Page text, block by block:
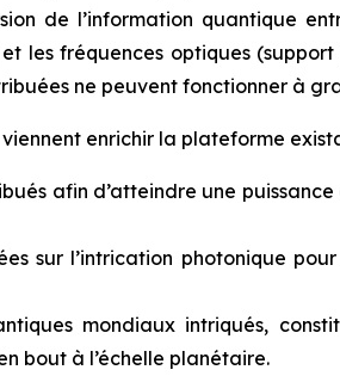
de l’information quantique
les fréquences optiques
ne peuvent fonctionner à
enrichir la plateforme
afin d’atteindre une
sur l’intrication photonique
mondiaux intriqués,
bout à l’échelle planétaire.